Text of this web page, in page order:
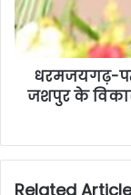
धरमजयगढ़-
जशपुर के
Related